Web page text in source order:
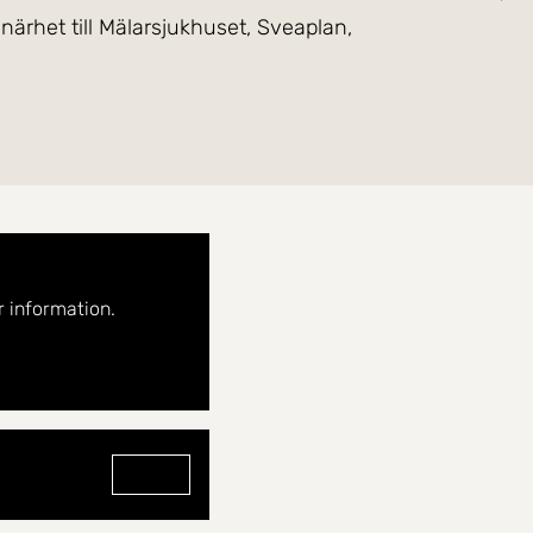
till Mälarsjukhuset, Sveaplan,
som underlättar vardagen.
generös klädkammare. Fina ytskikt löper genom
har det lilla extra, redo att flyttas in i.
information.